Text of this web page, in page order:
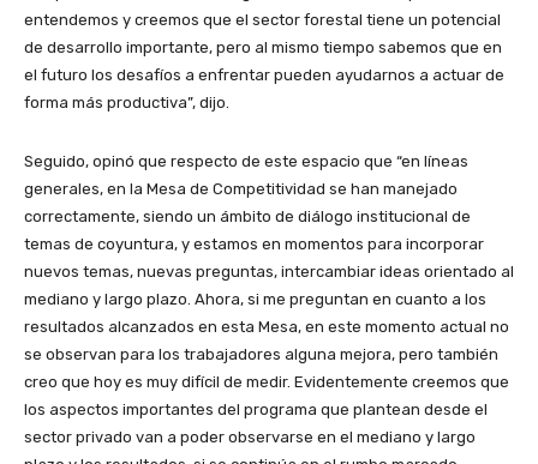
entendemos y creemos que el sector forestal tiene un potencial
de desarrollo importante, pero al mismo tiempo sabemos que en
el futuro los desafíos a enfrentar pueden ayudarnos a actuar de
forma más productiva”, dijo.
Seguido, opinó que respecto de este espacio que “en líneas
generales, en la Mesa de Competitividad se han manejado
correctamente, siendo un ámbito de diálogo institucional de
temas de coyuntura, y estamos en momentos para incorporar
nuevos temas, nuevas preguntas, intercambiar ideas orientado al
mediano y largo plazo. Ahora, si me preguntan en cuanto a los
resultados alcanzados en esta Mesa, en este momento actual no
se observan para los trabajadores alguna mejora, pero también
creo que hoy es muy difícil de medir. Evidentemente creemos que
los aspectos importantes del programa que plantean desde el
sector privado van a poder observarse en el mediano y largo